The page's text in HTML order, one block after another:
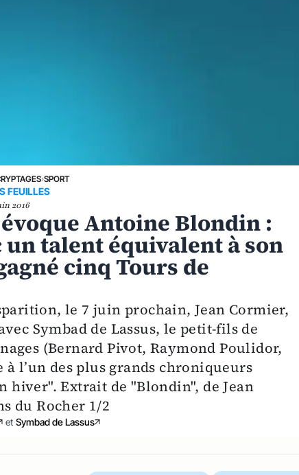
›SPORT
FEUILLES
2016
Antoine Blondin :
un talent équivalent à son
cinq Tours de
le 7 juin prochain, Jean Cormier,
Symbad de Lassus, le petit-fils de
(Bernard Pivot, Raymond Poulidor,
l’un des plus grands chroniqueurs
hiver". Extrait de "Blondin", de Jean
du Rocher 1/2
et Symbad de Lassus